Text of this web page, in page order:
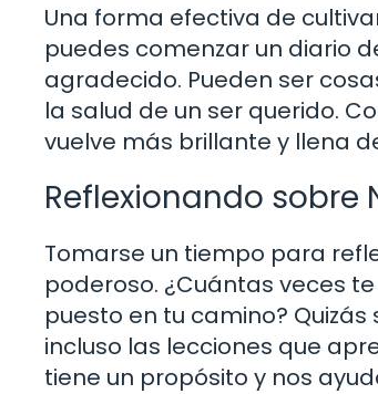
Una forma efectiva de
puedes comenzar un diario
agradecido. Pueden ser
la salud de un ser querido.
vuelve más brillante y llena
Reflexionando sobre
Tomarse un tiempo para
poderoso. ¿Cuántas veces
puesto en tu camino?
incluso las lecciones que
tiene un propósito y nos